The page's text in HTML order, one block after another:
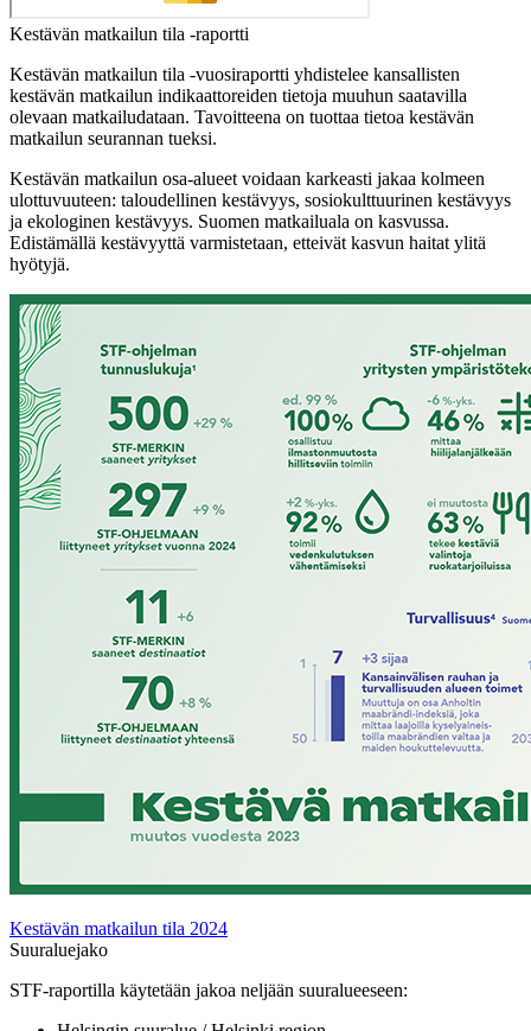
Kestävän matkailun tila -raportti
Kestävän matkailun tila -vuosiraportti yhdistelee kansallisten
kestävän matkailun indikaattoreiden tietoja muuhun saatavilla
olevaan matkailudataan. Tavoitteena on tuottaa tietoa kestävän
matkailun seurannan tueksi.
Kestävän matkailun osa-alueet voidaan karkeasti jakaa kolmeen
ulottuvuuteen: taloudellinen kestävyys, sosiokulttuurinen kestävyys
ja ekologinen kestävyys. Suomen matkailuala on kasvussa.
Edistämällä kestävyyttä varmistetaan, etteivät kasvun haitat ylitä
hyötyjä.
Kestävän matkailun tila 2024
Suuraluejako
STF-raportilla käytetään jakoa neljään suuralueeseen: